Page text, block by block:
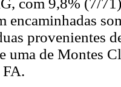
com 9,8% (7/
encaminhadas
provenientes
uma de Montes